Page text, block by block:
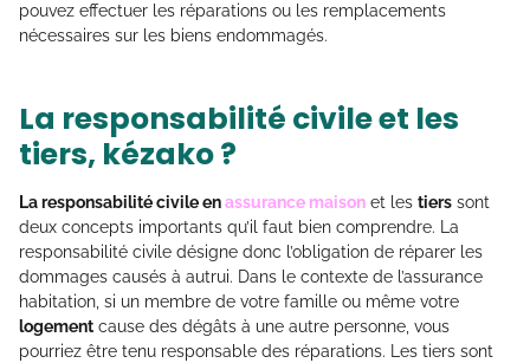
pouvez effectuer les réparations ou les remplacements
nécessaires sur les biens endommagés.
La responsabilité civile et les
tiers, kézako ?
La responsabilité civile enassurance maison et les tiers sont
deux concepts importants qu’il faut bien comprendre. La
responsabilité civile désigne donc l’obligation de réparer les
dommages causés à autrui. Dans le contexte de l’assurance
habitation, si un membre de votre famille ou même votre
logementcause des dégâts à une autre personne, vous
pourriez être tenu responsable des réparations. Les tiers sont